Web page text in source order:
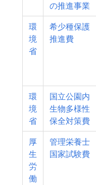
の推進事業
環
境
省
希少種保護
推進費
環
境
省
国立公園内
生物多様性
保全対策費
厚
生
労
働
管理栄養士
国家試験費